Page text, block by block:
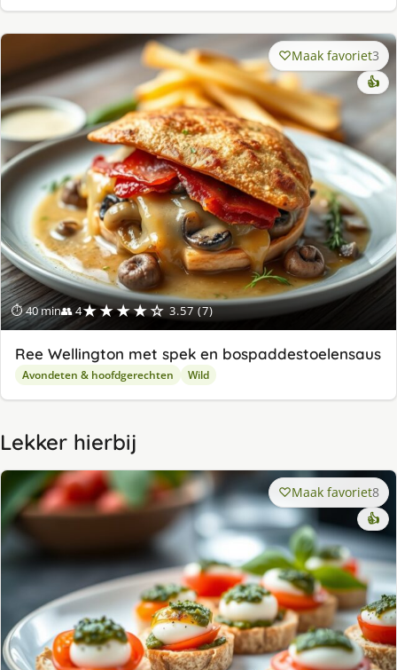
⏱ 40 min👥 4★★★★☆ 3.57 (7)
Maak favoriet3
👍
Ree Wellington met spek en bospaddestoelensaus
Avondeten & hoofdgerechten Wild
Lekker hierbij
Maak favoriet8
👍